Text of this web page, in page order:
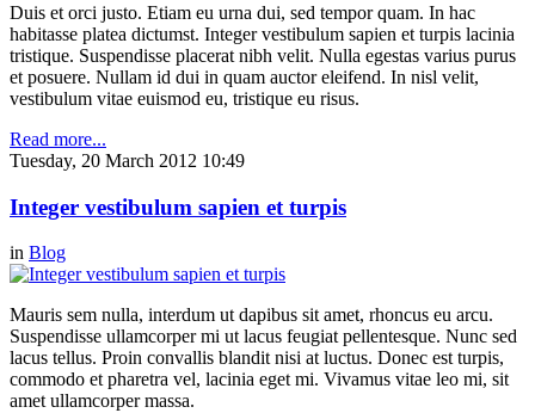
Duis et orci justo. Etiam eu urna dui, sed tempor quam. In hac
habitasse platea dictumst. Integer vestibulum sapien et turpis lacinia
tristique. Suspendisse placerat nibh velit. Nulla egestas varius purus
et posuere. Nullam id dui in quam auctor eleifend. In nisl velit,
vestibulum vitae euismod eu, tristique eu risus.
Read more...
Tuesday, 20 March 2012 10:49
Integer vestibulum sapien et turpis
in Blog
Mauris sem nulla, interdum ut dapibus sit amet, rhoncus eu arcu.
Suspendisse ullamcorper mi ut lacus feugiat pellentesque. Nunc sed
lacus tellus. Proin convallis blandit nisi at luctus. Donec est turpis,
commodo et pharetra vel, lacinia eget mi. Vivamus vitae leo mi, sit
amet ullamcorper massa.